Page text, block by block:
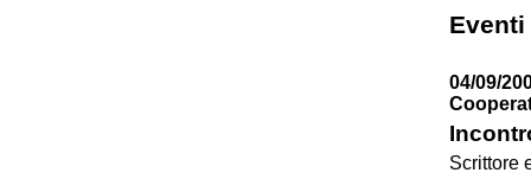
Eventi
04/09/
Scrittore